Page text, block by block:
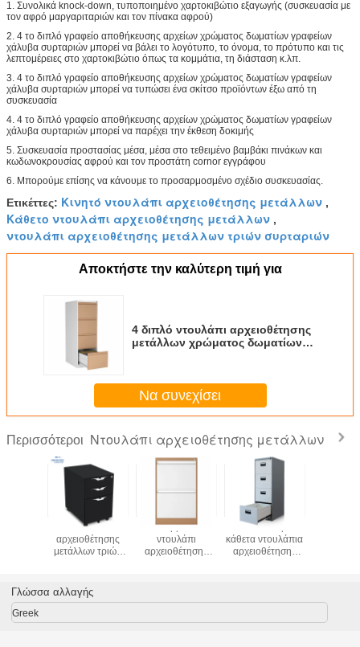
1. Συνολικά knock-down, τυποποιημένο χαρτοκιβώτιο εξαγωγής (συσκευασία με
τον αφρό μαργαριταριών και τον πίνακα αφρού)
2. 4 το διπλό γραφείο αποθήκευσης αρχείων χρώματος δωματίων γραφείων
χάλυβα συρταριών μπορεί να βάλει το λογότυπο, το όνομα, το πρότυπο και τις
λεπτομέρειες στο χαρτοκιβώτιο όπως τα κομμάτια, τη διάσταση κ.λπ.
3. 4 το διπλό γραφείο αποθήκευσης αρχείων χρώματος δωματίων γραφείων
χάλυβα συρταριών μπορεί να τυπώσει ένα σκίτσο προϊόντων έξω από τη
συσκευασία
4. 4 το διπλό γραφείο αποθήκευσης αρχείων χρώματος δωματίων γραφείων
χάλυβα συρταριών μπορεί να παρέχει την έκθεση δοκιμής
5. Συσκευασία προστασίας μέσα, μέσα στο τεθειμένο βαμβάκι πινάκων και
κωδωνοκρουσίας αφρού και τον προστάτη cornor εγγράφου
6. Μπορούμε επίσης να κάνουμε το προσαρμοσμένο σχέδιο συσκευασίας.
Ετικέττες: Κινητό ντουλάπι αρχειοθέτησης μετάλλων ,
Κάθετο ντουλάπι αρχειοθέτησης μετάλλων ,
ντουλάπι αρχειοθέτησης μετάλλων τριών συρταριών
Αποκτήστε την καλύτερη τιμή για
4 διπλό ντουλάπι αρχειοθέτησης
μετάλλων χρώματος δωματίων
Να συνεχίσει
Περισσότεροι Ντουλάπι αρχειοθέτησης μετάλλων
Κάθετο ντουλάπι
αρχειοθέτησης
μετάλλων τριών
Αντιδιαβρωτικό 2
ντουλάπι
αρχειοθέτησης
χρώματος RAL
4 κλειδώσιμα
κάθετα ντουλάπια
αρχειοθέτησης
Γλώσσα αλλαγής
Greek